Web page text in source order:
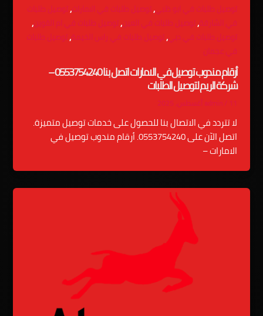
توصيل طلبات في ابو ظبي,توصيل طلبات في الامارات,توصيل طلبات
في الشارقة,توصيل طلبات في العين,توصيل طلبات في ام القوين,
توصيل طلبات في دبي,توصيل طلبات في راس الخيمة,توصيل طلبات
في عجمان
أرقام مندوب توصيل في الامارات اتصل بنا 0553754240 –
شركة الريم لتوصيل الطلبات
admin/ 11 أغسطس، 2025
لا تتردد في الاتصال بنا للحصول على خدمات توصيل متميزة.
اتصل الآن على 0553754240. أرقام مندوب توصيل في
الامارات –